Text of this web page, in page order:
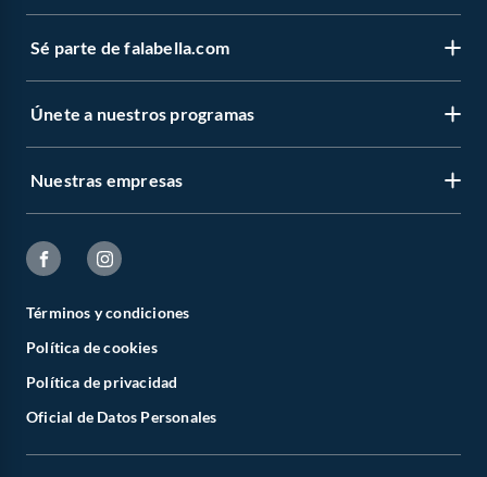
Sé parte de falabella.com
Únete a nuestros programas
Nuestras empresas
Términos y condiciones
Política de cookies
Política de privacidad
Oficial de Datos Personales